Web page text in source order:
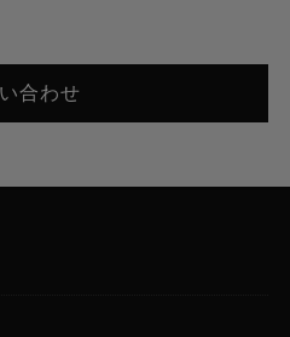
60％（相対湿度）
合わせ